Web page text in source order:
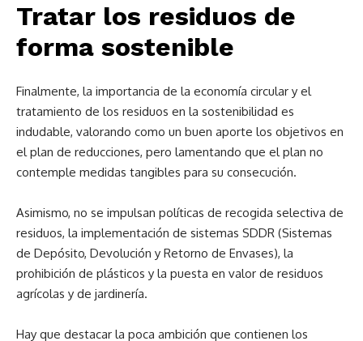
Tratar los residuos de
forma sostenible
Finalmente, la importancia de la economía circular y el
tratamiento de los residuos en la sostenibilidad es
indudable, valorando como un buen aporte los objetivos en
el plan de reducciones, pero lamentando que el plan no
contemple medidas tangibles para su consecución.
Asimismo, no se impulsan políticas de recogida selectiva de
residuos, la implementación de sistemas SDDR (Sistemas
de Depósito, Devolución y Retorno de Envases), la
prohibición de plásticos y la puesta en valor de residuos
agrícolas y de jardinería.
Hay que destacar la poca ambición que contienen los